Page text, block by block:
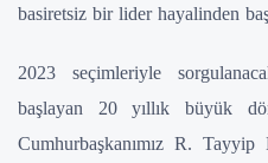
basiretsiz bir lider hayalinden
2023 seçimleriyle
başlayan 20 yıllık büyük
Cumhurbaşkanımız R.